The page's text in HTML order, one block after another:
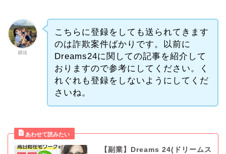
釼法
こちらに登録をしても送られてきます
のは詐欺案件ばかりです。以前に
Dreams24に関しての記事を紹介して
おりますので参考にしてください。く
れぐれも登録をしないようにしてくだ
さいね。
【副業】Dreams 24(ドリームス